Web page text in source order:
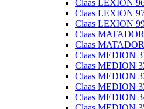
Claas LEXION
Claas LEXION
Claas LEXION
Claas
Claas
Claas MEDION
Claas MEDION
Claas MEDION
Claas MEDION
Claas MEDION